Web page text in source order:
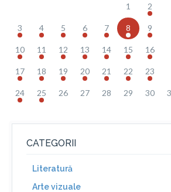
1 2
3 4 5 6 7 8 9
10 11 12 13 14 15 16
17 18 19 20 21 22 23
24 25 26 27 28 29 30
CATEGORII
Literatură
Arte vizuale